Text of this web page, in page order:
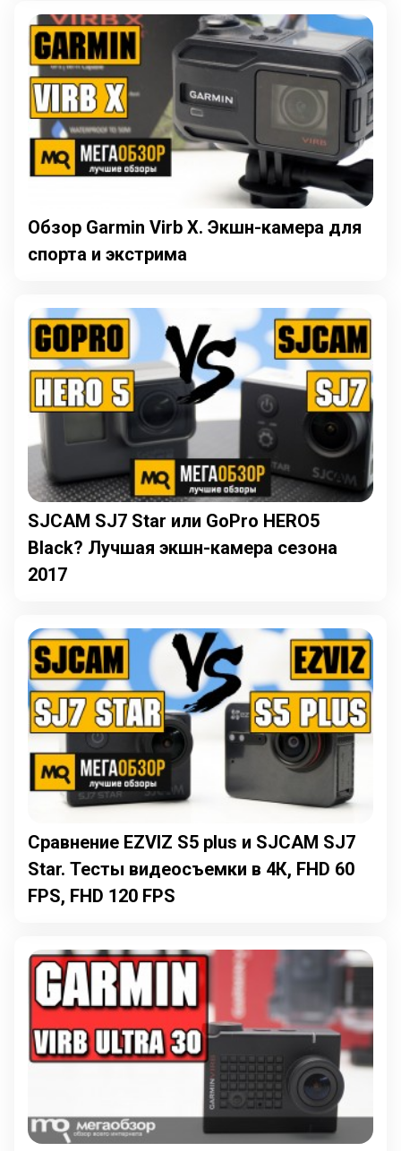
Обзор Garmin Virb X. Экшн-камера для
спорта и экстрима
SJCAM SJ7 Star или GoPro HERO5
Black? Лучшая экшн-камера сезона
2017
Сравнение EZVIZ S5 plus и SJCAM SJ7
Star. Тесты видеосъемки в 4К, FHD 60
FPS, FHD 120 FPS